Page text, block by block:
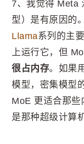
7、我觉得 Meta
型）是有原因的。
Llama系列的主
上运行它，但
很占内存。如果
模型，密集模型
MoE 更适合那
是那种超级计算